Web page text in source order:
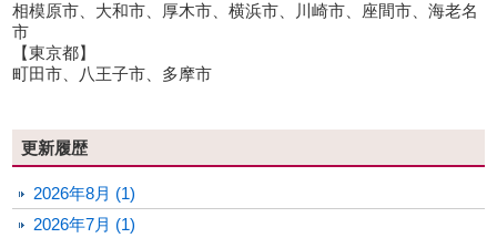
相模原市、大和市、厚木市、横浜市、川崎市、座間市、海老名
市
【東京都】
町田市、八王子市、多摩市
更新履歴
2026年8月 (1)
2026年7月 (1)